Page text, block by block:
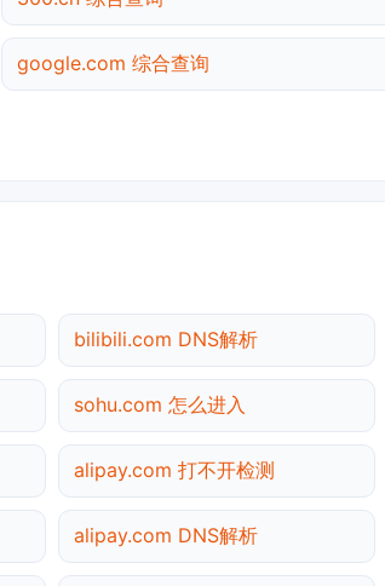
google.com 综合查询
bilibili.com DNS解析
sohu.com 怎么进入
alipay.com 打不开检测
alipay.com DNS解析